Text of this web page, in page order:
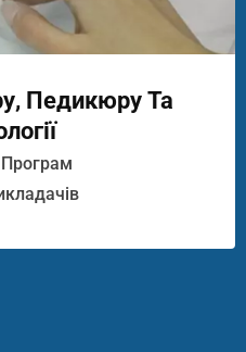
Педикюру Та
Програм